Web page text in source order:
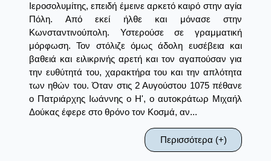
Ιεροσολυμίτης, επειδή έμεινε αρκετό καιρό στην αγία
Πόλη. Από εκεί ήλθε και μόνασε στην
Κωνσταντινούπολη. Υστερούσε σε γραμματική
μόρφωση. Τον στόλιζε όμως άδολη ευσέβεια και
βαθειά και ειλικρινής αρετή και τον αγαπούσαν για
την ευθύτητά του, χαρακτήρα του και την απλότητα
των ηθών του. Όταν στις 2 Αυγούστου 1075 πέθανε
ο Πατριάρχης Ιωάννης ο Η', ο αυτοκράτωρ Μιχαήλ
Δούκας έφερε στο θρόνο τον Κοσμά, αν...
Περισσότερα (+)